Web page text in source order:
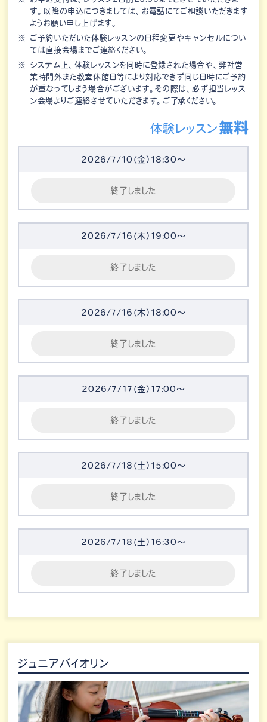
す。以降の申込につきましては、お電話にてご相談いただきます
ようお願い申し上げます。
ご予約いただいた体験レッスンの日程変更やキャンセルについ
ては直接会場までご連絡ください。
システム上、体験レッスンを同時に登録された場合や、弊社営
業時間外また教室休館日等により対応できず同じ日時にご予約
が重なってしまう場合がございます。その際は、必ず担当レッス
ン会場よりご連絡させていただきます。ご了承ください。
体験レッスン 無料
2026/7/10（金）18:30～
終了しました
2026/7/16（木）19:00～
終了しました
2026/7/16（木）18:00～
終了しました
2026/7/17（金）17:00～
終了しました
2026/7/18（土）15:00～
終了しました
2026/7/18（土）16:30～
終了しました
ジュニアバイオリン